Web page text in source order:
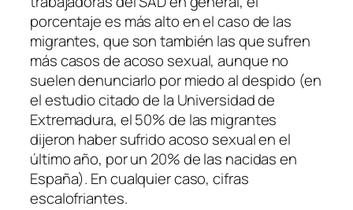
porcentaje es más alto en el caso de las
migrantes, que son también las que sufren
más casos de acoso sexual, aunque no
suelen denunciarlo por miedo al despido (en
el estudio citado de la Universidad de
Extremadura, el 50% de las migrantes
dijeron haber sufrido acoso sexual en el
último año, por un 20% de las nacidas en
España). En cualquier caso, cifras
escalofriantes.